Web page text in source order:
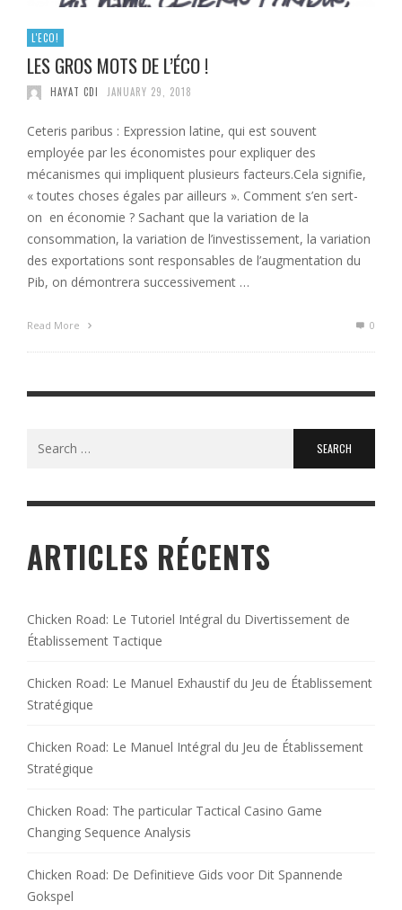
L'ECO!
LES GROS MOTS DE L’ÉCO !
HAYAT CDI JANUARY 29, 2018
Ceteris paribus : Expression latine, qui est souvent
employée par les économistes pour expliquer des
mécanismes qui impliquent plusieurs facteurs.Cela signifie,
« toutes choses égales par ailleurs ». Comment s’en sert-
on en économie ? Sachant que la variation de la
consommation, la variation de l’investissement, la variation
des exportations sont responsables de l’augmentation du
Pib, on démontrera successivement …
Read More 0
ARTICLES RÉCENTS
Chicken Road: Le Tutoriel Intégral du Divertissement de
Établissement Tactique
Chicken Road: Le Manuel Exhaustif du Jeu de Établissement
Stratégique
Chicken Road: Le Manuel Intégral du Jeu de Établissement
Stratégique
Chicken Road: The particular Tactical Casino Game
Changing Sequence Analysis
Chicken Road: De Definitieve Gids voor Dit Spannende
Gokspel